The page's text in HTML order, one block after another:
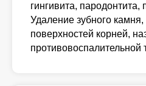
гингивита, пародонтита,
Удаление зубного
поверхностей корней,
противовоспалительной